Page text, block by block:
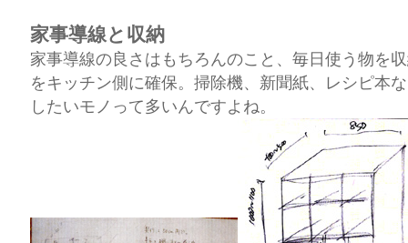
家事導線と収納
家事導線の良さはもちろんのこと、毎日使う物を
をキッチン側に確保。掃除機、新聞紙、レシピ本
したいモノって多いんですよね。